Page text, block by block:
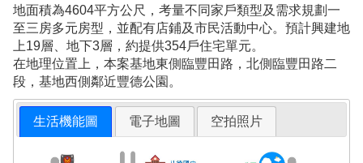
地面積為4604平方公尺，考量不同家戶類型及需求規劃一
至三房多元房型，並配有店鋪及市民活動中心。預計興建地
上19層、地下3層，約提供354戶住宅單元。
在地理位置上，本案基地東側臨豐田路，北側臨豐田路二
段，基地西側鄰近豐德公園。
生活機能圖 電子地圖 空拍照片